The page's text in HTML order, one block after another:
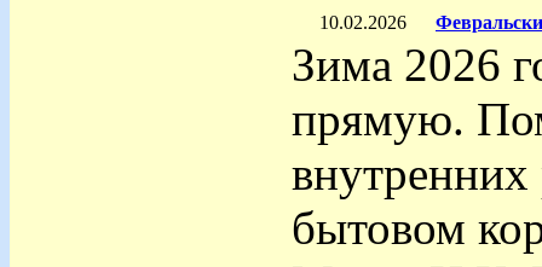
10.02.2026
Зима 2026
прямую.
бытовом